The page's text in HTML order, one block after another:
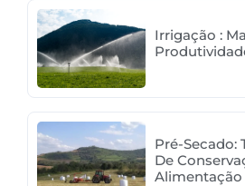
Irrigação :
Pré-Secado:
De